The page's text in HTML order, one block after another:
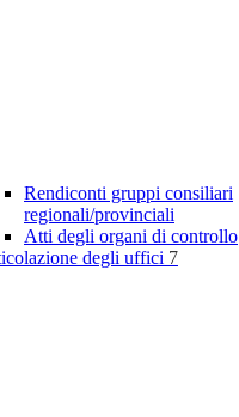
Rendiconti gruppi consiliari
regionali/provinciali
Atti degli organi di controllo
degli uffici 7